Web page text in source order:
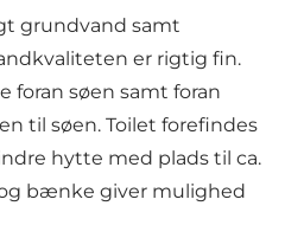
grundvand samt
er rigtig fin.
foran søen samt foran
til søen. Toilet forefindes
hytte med plads til ca.
bænke giver mulighed